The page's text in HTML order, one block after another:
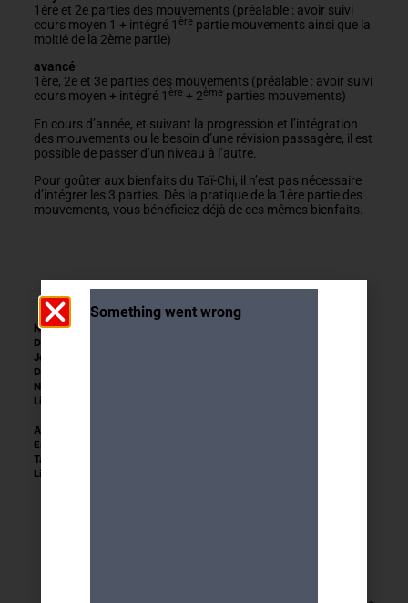
1ère et 2e parties des mouvements (préalable : avoir suivi
cours moyen 1 + intégré 1 ère partie mouvements ainsi que la
moitié de la 2ème partie)
avancé
1ère, 2e et 3e parties des mouvements (préalable : avoir suivi
cours moyen + intégré 1 ère + 2ème parties mouvements)
En cours d’année, et suivant la progression et l’intégration
des mouvements ou le besoin d’une révision passagère, il est
possible de passer d’un niveau à l’autre.
Pour goûter aux bienfaits du Taï-Chi, il n’est pas nécessaire
d’intégrer les 3 parties. Dès la pratique de la 1ère partie des
mouvements, vous bénéficiez déjà de ces mêmes bienfaits.
Niveau :
Durée :
Jour et heure :
Date 1
Nombre de séances :
Lieu :
Accès :
Encadrement :
Tarifs :
Limite de participants :